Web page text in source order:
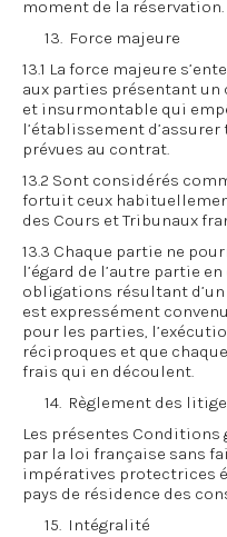
moment de la réservation.
13. Force majeure
13.1 La force majeure
aux parties présentant
et insurmontable qui
l’établissement
prévues au contrat.
13.2 Sont considérés
fortuit ceux
des Cours et Tribunaux
13.3 Chaque partie ne
l’égard de l’autre partie
obligations résultant
est expressément
pour les parties,
réciproques et que
frais qui en découlent.
14. Règlement des
Les présentes Conditions
par la loi française sans
impératives protectrices
pays de résidence des
15. Intégralité